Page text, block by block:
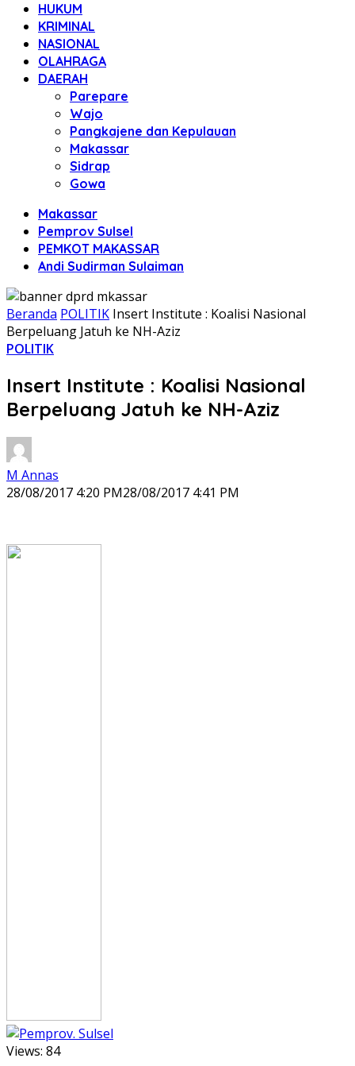
HUKUM
KRIMINAL
NASIONAL
OLAHRAGA
DAERAH
Parepare
Wajo
Pangkajene dan Kepulauan
Makassar
Sidrap
Gowa
Makassar
Pemprov Sulsel
PEMKOT MAKASSAR
Andi Sudirman Sulaiman
Beranda POLITIK Insert Institute : Koalisi Nasional
Berpeluang Jatuh ke NH-Aziz
POLITIK
Insert Institute : Koalisi Nasional
Berpeluang Jatuh ke NH-Aziz
M Annas
28/08/2017 4:20 PM28/08/2017 4:41 PM
Views: 84